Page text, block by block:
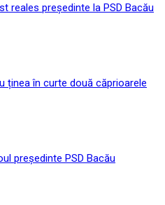
reales președinte la PSD Bacău
ținea în curte două căprioarele
președinte PSD Bacău